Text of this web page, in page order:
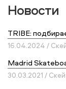
Новости
TRIBE:
16.04.2024 /
Madrid
30.03.2021 /